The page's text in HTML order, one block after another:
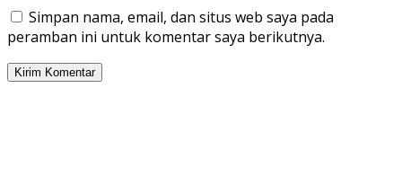
Simpan nama, email, dan situs web saya pada
peramban ini untuk komentar saya berikutnya.